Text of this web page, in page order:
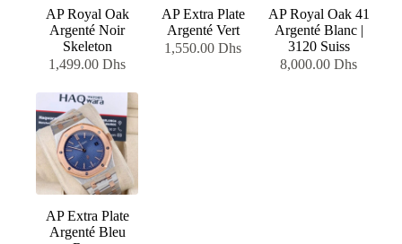
AP Royal Oak
Argenté Noir
Skeleton
1,499.00Dhs
AP Extra Plate
Argenté Vert
1,550.00Dhs
AP Royal Oak 41
Argenté Blanc |
3120 Suiss
8,000.00Dhs
AP Extra Plate
Argenté Bleu